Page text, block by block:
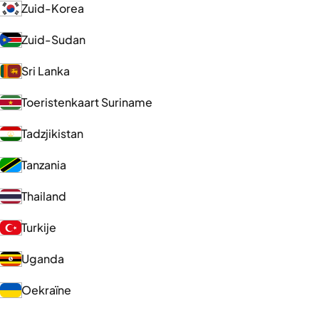
Zuid-Korea
Zuid-Sudan
Sri Lanka
Toeristenkaart Suriname
Tadzjikistan
Tanzania
Thailand
Turkije
Uganda
Oekraïne